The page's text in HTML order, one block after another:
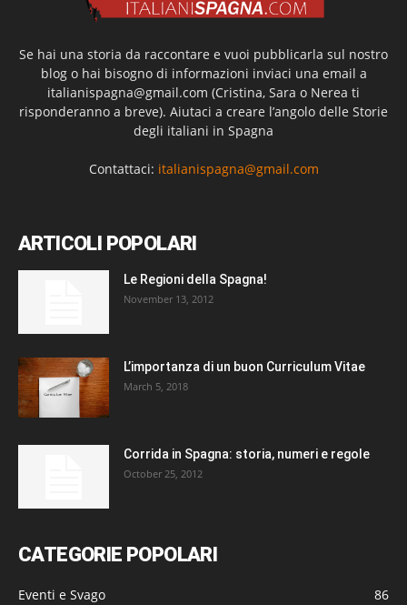
Se hai una storia da raccontare e vuoi pubblicarla sul nostro
blog o hai bisogno di informazioni inviaci una email a
italianispagna@gmail.com (Cristina, Sara o Nerea ti
risponderanno a breve). Aiutaci a creare l’angolo delle Storie
degli italiani in Spagna
Contattaci: italianispagna@gmail.com
ARTICOLI POPOLARI
Le Regioni della Spagna!
November 13, 2012
L’importanza di un buon Curriculum Vitae
March 5, 2018
Corrida in Spagna: storia, numeri e regole
October 25, 2012
CATEGORIE POPOLARI
Eventi e Svago 86